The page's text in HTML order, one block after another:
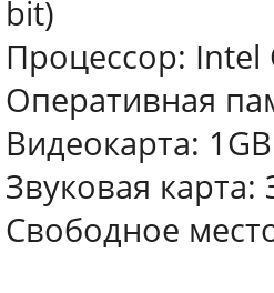
bit)
Процессор: Intel
Оперативная
Видеокарта:
Звуковая
Свободное